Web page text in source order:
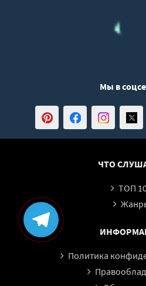
Мы в
ЧТО
ТОП
Политика